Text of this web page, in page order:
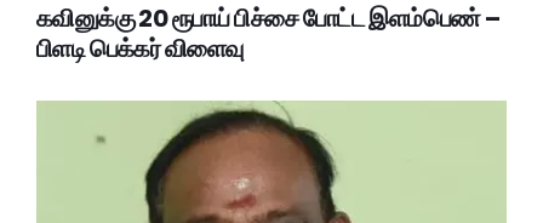
கவினுக்கு 20 ரூபாய் பிச்சை போட்ட இளம்பெண் –
பிளடி பெக்கர் விளைவு